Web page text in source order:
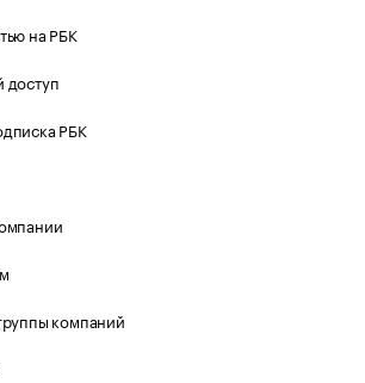
на РБК
доступ
РБК
компаний